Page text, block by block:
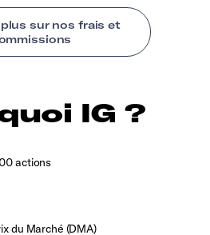
IG ?
actions
du Marché (DMA)